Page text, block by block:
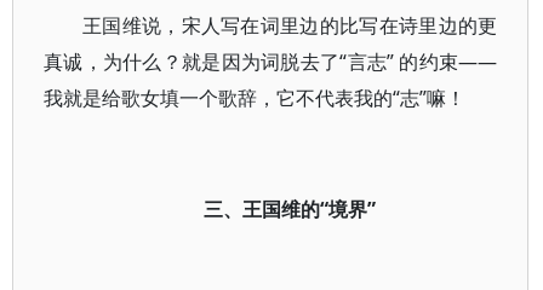
王国维说，宋人写在词里边的比写在诗里边的更
真诚，为什么？就是因为词脱去了“言志” 的约束——
我就是给歌女填一个歌辞，它不代表我的“志”嘛！
三、王国维的“境界”